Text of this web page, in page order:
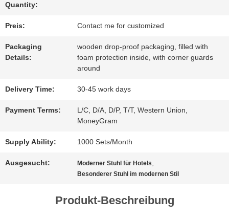
EIN
SITEMAP
DATENSCHUTZ-
BESTIMMUNGEN
Quantity:
Preis: Contact me for customized
Packaging
Details:
wooden drop-proof packaging, filled with
foam protection inside, with corner guards
around
Delivery Time: 30-45 work days
Payment Terms:
L/C, D/A, D/P, T/T, Western Union,
MoneyGram
Supply Ability: 1000 Sets/Month
Ausgesucht: Moderner Stuhl für Hotels
Besonderer Stuhl im modernen Stil
Produkt-Beschreibung